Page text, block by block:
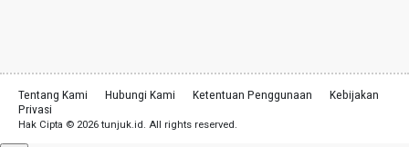
Tentang Kami Hubungi Kami Ketentuan Penggunaan
Kebijakan
Privasi
Hak Cipta © 2026 tunjuk.id. All rights reserved.